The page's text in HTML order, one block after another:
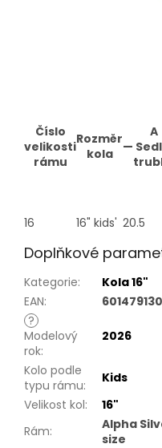
Číslo
velikosti
rámu
Rozměr
kola
A
—
16 16" kids' 20.5
Doplňkové
Kategorie:
Kola 16"
EAN:
?
Modelový
rok:
2026
Kolo podle
typu rámu:
Kids
Velikost kol:
16"
Rám:
Alpha
size